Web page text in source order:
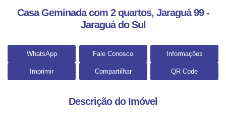
Casa Geminada com 2 quartos, Jaraguá 99 -
Jaraguá do Sul
WhatsApp Fale Conosco Informações
Imprimir Compartilhar QR Code
Descrição do Imóvel